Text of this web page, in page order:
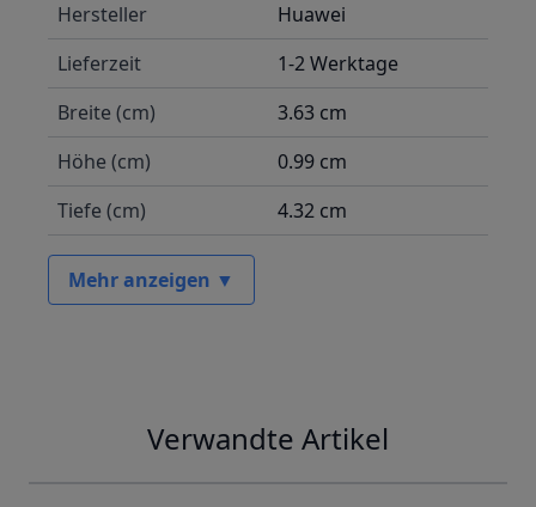
Hersteller
Huawei
Lieferzeit
1-2 Werktage
Breite (cm)
3.63 cm
Höhe (cm)
0.99 cm
Tiefe (cm)
4.32 cm
Mehr anzeigen ▼
Verwandte Artikel